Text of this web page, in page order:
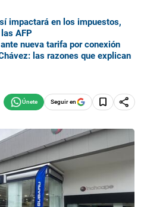
impactará en los impuestos,
AFP
nueva tarifa por conexión
las razones que explican
Seguir en